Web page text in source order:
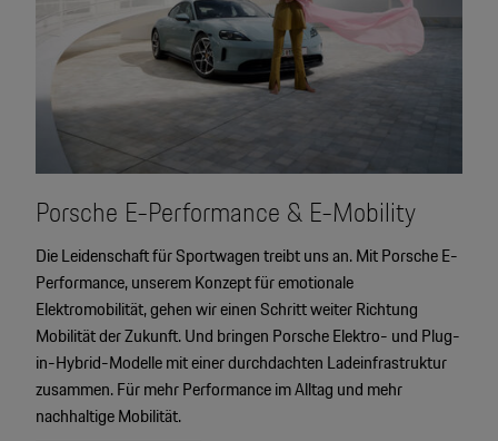
Porsche E-Performance & E-Mobility
Die Leidenschaft für Sportwagen treibt uns an. Mit Porsche E-
Performance, unserem Konzept für emotionale
Elektromobilität, gehen wir einen Schritt weiter Richtung
Mobilität der Zukunft. Und bringen Porsche Elektro- und Plug-
in-Hybrid-Modelle mit einer durchdachten Ladeinfrastruktur
zusammen. Für mehr Performance im Alltag und mehr
nachhaltige Mobilität.